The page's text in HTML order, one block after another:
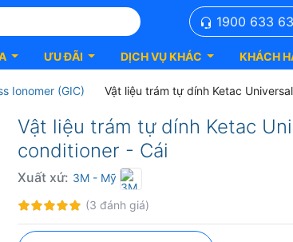
1900 633
ƯU ĐÃI DỊCH VỤ KHÁC KHÁCH
Ionomer (GIC) Vật liệu trám tự dính Ketac
Vật liệu trám tự dính Ketac
conditioner - Cái
Xuất xứ: 3M - Mỹ
Đánh
100%
(3 đánh giá)